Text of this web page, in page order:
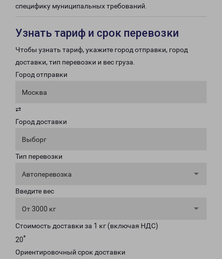
специфику муниципальных требований.
Узнать тариф и срок перевозки
Чтобы узнать тариф, укажите город отправки, город
доставки, тип перевозки и вес груза.
Город отправки
Москва
⇄
Город доставки
Выборг
Тип перевозки
Автоперевозка
Введите вес
От 3000 кг
Стоимость доставки за 1 кг (включая НДС)
20*
Ориентировочный срок доставки